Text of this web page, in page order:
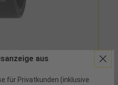
2" L68mm
aus
für Privatkunden (inklusive